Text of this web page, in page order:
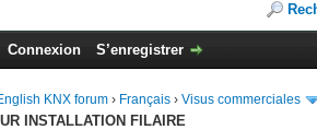
Connexion S’enregistrer
KNX forum › Français › Visus commerciales
INSTALLATION FILAIRE